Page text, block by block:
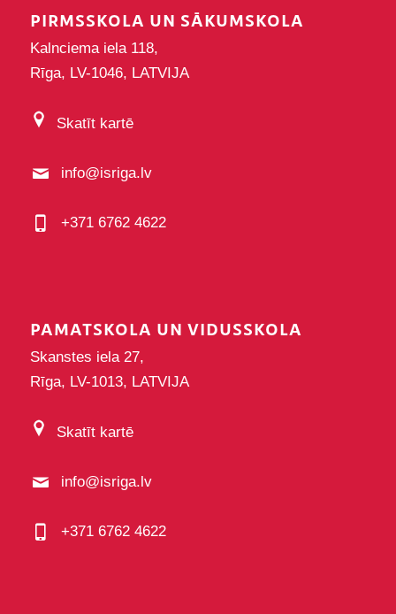
PIRMSSKOLA UN SĀKUMSKOLA
Kalnciema iela 118,
Rīga, LV-1046, LATVIJA
Skatīt kartē
info@isriga.lv
+371 6762 4622
PAMATSKOLA UN VIDUSSKOLA
Skanstes iela 27,
Rīga, LV-1013, LATVIJA
Skatīt kartē
info@isriga.lv
+371 6762 4622